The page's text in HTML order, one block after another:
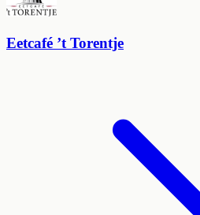
Eetcafé ’t Torentje